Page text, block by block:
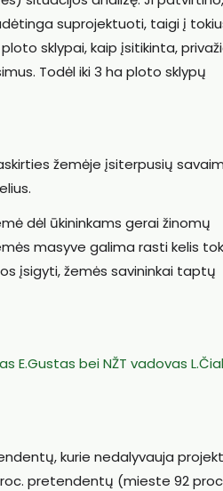
suprojektuoti, taigi į
sklypai, kaip įsitikinta,
Todėl iki 3 ha ploto sklypų
žemėje įsiterpusių
dėl ūkininkams gerai žinomų
masyve galima rasti kelis
įsigyti, žemės savininkai taptų
E.Gustas bei NŽT vadovas
kurie nedalyvauja
pretendentų (mieste 92